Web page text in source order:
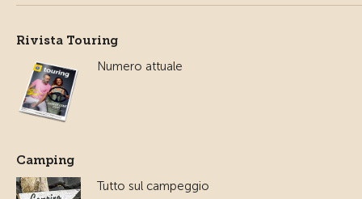
Rivista Touring
Numero attuale
Camping
Tutto sul campeggio